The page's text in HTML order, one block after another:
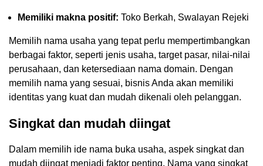
Memiliki makna positif: Toko Berkah, Swalayan Rejeki
Memilih nama usaha yang tepat perlu mempertimbangkan
berbagai faktor, seperti jenis usaha, target pasar, nilai-nilai
perusahaan, dan ketersediaan nama domain. Dengan
memilih nama yang sesuai, bisnis Anda akan memiliki
identitas yang kuat dan mudah dikenali oleh pelanggan.
Singkat dan mudah diingat
Dalam memilih ide nama buka usaha, aspek singkat dan
mudah diingat menjadi faktor penting. Nama yang singkat